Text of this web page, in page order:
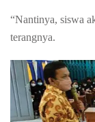
“Nantinya, siswa
terangnya.